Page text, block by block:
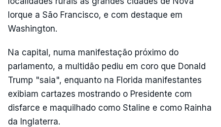
Iorque a São Francisco, e com destaque em
Washington.
Na capital, numa manifestação próximo do
parlamento, a multidão pediu em coro que Donald
Trump "saia", enquanto na Florida manifestantes
exibiam cartazes mostrando o Presidente com
disfarce e maquilhado como Staline e como Rainha
da Inglaterra.